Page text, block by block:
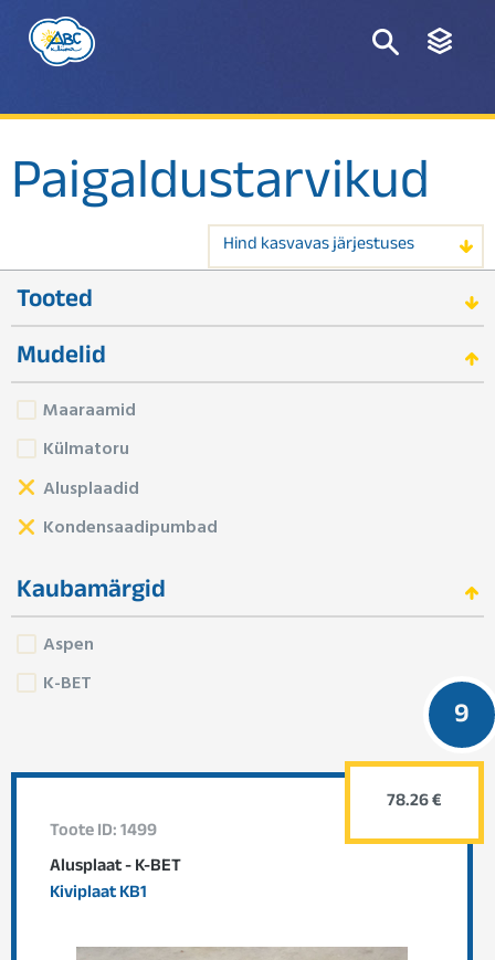
Paigaldustarvikud
Hind kasvavas järjestuses
Tooted
Mudelid
Maaraamid
Külmatoru
Alusplaadid
Kondensaadipumbad
Kaubamärgid
Aspen
K-BET
9
Toote ID: 1499
Alusplaat - K-BET
Kiviplaat KB1
78.26 €